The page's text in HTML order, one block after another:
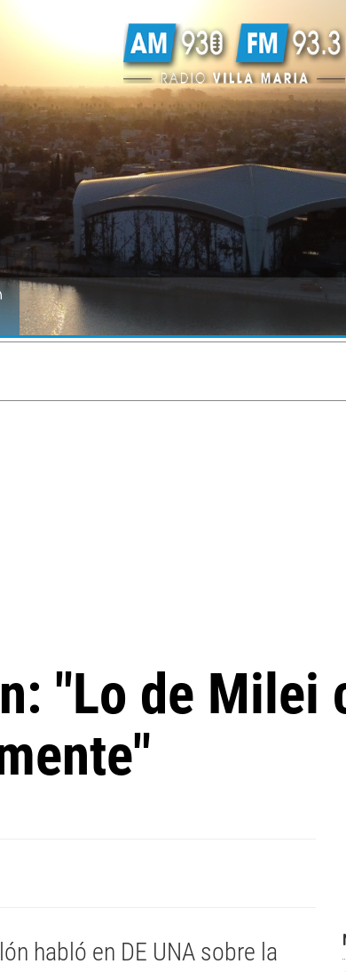
"Lo de Milei
habló en DE UNA sobre la